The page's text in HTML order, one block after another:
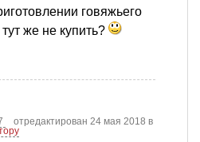
говяжьего
же не купить?
отредактирован 24 мая 2018 в